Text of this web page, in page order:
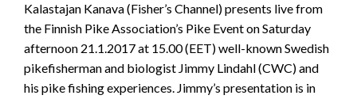
Kalastajan Kanava (Fisher’s Channel) presents live from
the Finnish Pike Association’s Pike Event on Saturday
afternoon 21.1.2017 at 15.00 (EET) well-known Swedish
pikefisherman and biologist Jimmy Lindahl (CWC) and
his pike fishing experiences. Jimmy’s presentation is in